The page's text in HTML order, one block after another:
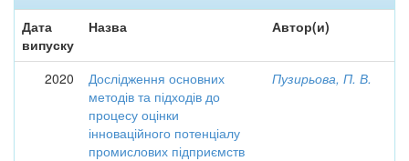
Дата
випуску
Назва Автор(и)
2020
Дослідження основних
методів та підходів до
процесу оцінки
інноваційного потенціалу
промислових підприємств
Пузирьова, П. В.